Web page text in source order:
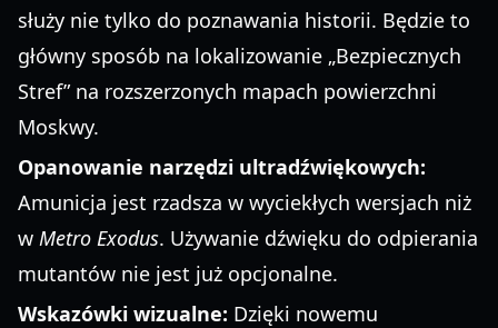
służy nie tylko do poznawania historii. Będzie to
główny sposób na lokalizowanie „Bezpiecznych
Stref” na rozszerzonych mapach powierzchni
Moskwy.
Opanowanie narzędzi ultradźwiękowych:
Amunicja jest rzadsza w wyciekłych wersjach niż
w Metro Exodus. Używanie dźwięku do odpierania
mutantów nie jest już opcjonalne.
Wskazówki wizualne: Dzięki nowemu